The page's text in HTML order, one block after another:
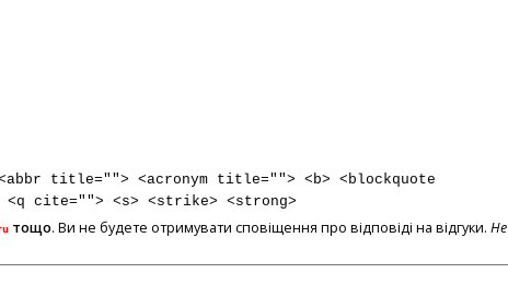
title=""> <acronym title=""> <b> <blockquote
<q cite=""> <s> <strike> <strong>
тощо. Ви не будете отримувати сповіщення про відповіді на відгуки.Не